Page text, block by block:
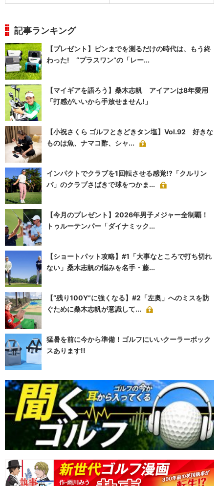
記事ランキング
【プレゼント】ピンまでを測るだけの時代は、もう終
わった! “プラスワン”の「レー...
【マイギアを語ろう】桑木志帆 アイアンは8年愛用
「打感がいいから手放せません!」
【小祝さくら ゴルフときどきタン塩】Vol.92 好きな
ものは魚、ナマコ酢、シャ...
インパクトでクラブを1回転させる感覚!?「クルリン
パ」のクラブさばきで球をつかま...
【今月のプレゼント】2026年男子メジャー全制覇！
トゥルーテンパー「ダイナミック...
【ショートパット攻略】#1「大事なところで打ち切れ
ない」桑木志帆の悩みを名手・藤...
【“残り100Y”に強くなる】#2「左奥」へのミスを防
ぐために桑木志帆が意識して...
猛暑を前に今から準備！ゴルフにいいクーラーボック
スあります!!